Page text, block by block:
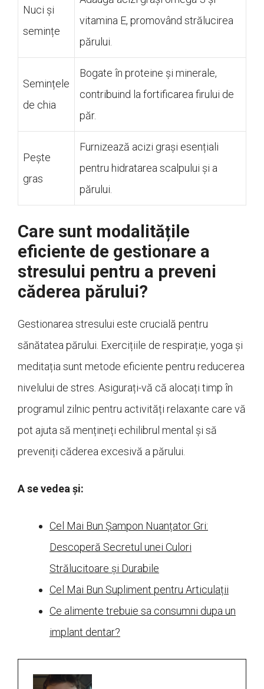
Nuci și
semințe
vitamina E, promovând strălucirea
părului.
Semințele
de chia
Bogate în proteine și minerale,
contribuind la fortificarea firului de
păr.
Pește
gras
Furnizează acizi grași esențiali
pentru hidratarea scalpului și a
părului.
Care sunt modalitățile
eficiente de gestionare a
stresului pentru a preveni
căderea părului?
Gestionarea stresului este crucială pentru
sănătatea părului. Exercițiile de respirație, yoga și
meditația sunt metode eficiente pentru reducerea
nivelului de stres. Asigurați-vă că alocați timp în
programul zilnic pentru activități relaxante care vă
pot ajuta să mențineți echilibrul mental și să
preveniți căderea excesivă a părului.
A se vedea și:
Cel Mai Bun Șampon Nuanțator Gri:
Descoperă Secretul unei Culori
Strălucitoare și Durabile
Cel Mai Bun Supliment pentru Articulații
Ce alimente trebuie sa consumni dupa un
implant dentar?